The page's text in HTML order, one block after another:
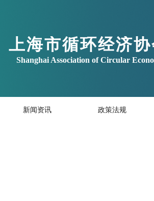
上海市循环经济
Shanghai Association of Circular
新闻资讯 政策法规